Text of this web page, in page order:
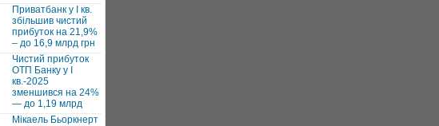
Приватбанк у І кв.
збільшив чистий
прибуток на 21,9%
– до 16,9 млрд грн
Чистий прибуток
ОТП Банку у І
кв.-2025
зменшився на 24%
— до 1,19 млрд
Мікаель Бьоркнерт